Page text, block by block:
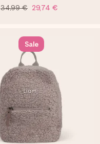
34,99 € 29,74 €
Sale